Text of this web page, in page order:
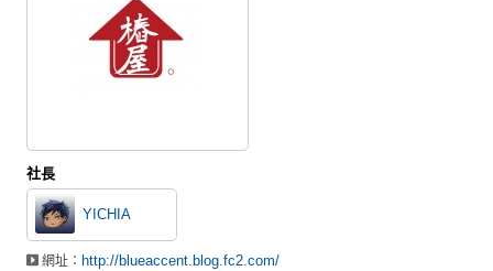
註冊會員
登入
社長
YICHIA
網址： http://blueaccent.blog.fc2.com/